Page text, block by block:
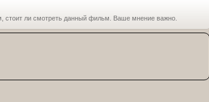
стоит ли смотреть данный фильм. Ваше мнение важно.